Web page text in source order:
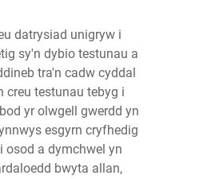
datrysiad unigryw i
sy'n dybio testunau a
tra'n cadw cyddal
testunau tebyg i
yr olwgell gwerdd yn
esgyrn cryfhedig
osod a dymchwel yn
bwyta allan,